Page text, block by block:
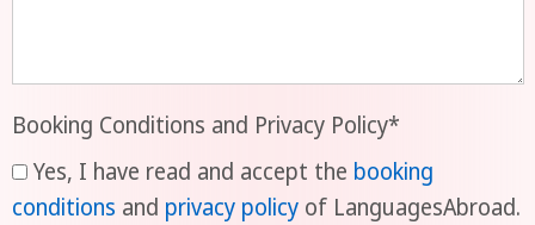
Booking Conditions and Privacy Policy*
Yes, I have read and accept the booking
conditions and privacy policyof LanguagesAbroad.